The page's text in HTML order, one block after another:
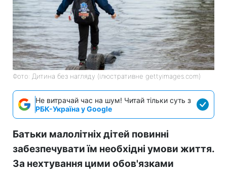
Фото: Дитина без нагляду (ілюстративне gettyimages.com)
Не витрачай час на шум! Читай тільки суть з
РБК-Україна у Google
Батьки малолітніх дітей повинні
забезпечувати їм необхідні умови життя.
За нехтування цими обов'язками